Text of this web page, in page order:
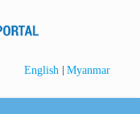
English | Myanmar